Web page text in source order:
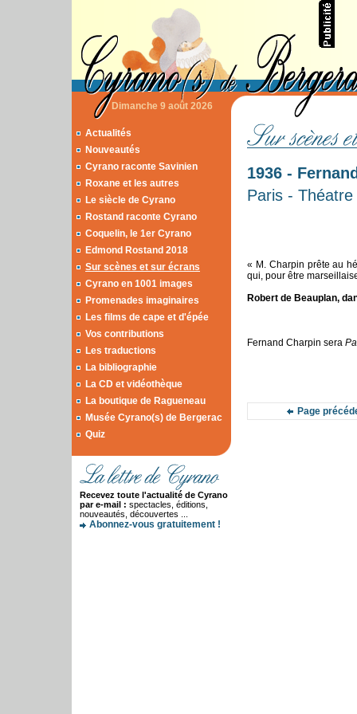
Dimanche 9 août 2026
Actualités
Nouveautés
Cyrano raconte Savinien
Roxane et les autres
Le siècle de Cyrano
Rostand raconte Cyrano
Coquelin, le 1er Cyrano
Edmond Rostand 2018
Sur scènes et sur écrans
Cyrano en 1001 images
Promenades imaginaires
Les films de cape et d'épée
Vos contributions
Les traductions
La bibliographie
La CD et vidéothèque
La boutique de Ragueneau
Musée Cyrano(s) de Bergerac
Quiz
Recevez toute l'actualité de Cyrano
par e-mail : spectacles, éditions,
nouveautés, découvertes ...
Abonnez-vous gratuitement !
1936 -
Paris -
« M. Charpin prête au
qui, pour être
Robert de Beauplan,
Fernand Charpin sera
Page